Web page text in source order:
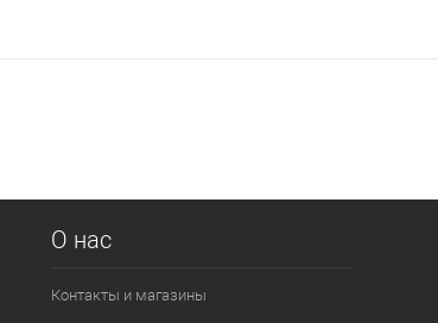
О нас
Контакты и магазины